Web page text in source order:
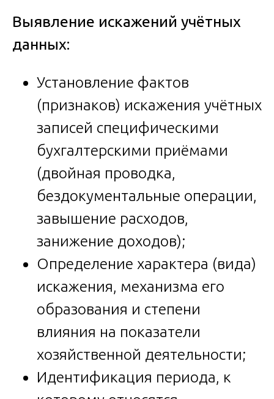
Выявление искажений учётных
данных:
Установление фактов
(признаков) искажения учётных
записей специфическими
бухгалтерскими приёмами
(двойная проводка,
бездокументальные операции,
завышение расходов,
занижение доходов);
Определение характера (вида)
искажения, механизма его
образования и степени
влияния на показатели
хозяйственной деятельности;
Идентификация периода, к